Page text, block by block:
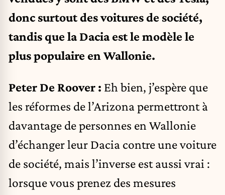
donc surtout des voitures de société,
tandis que la Dacia est le modèle le
plus populaire en Wallonie.
Peter De Roover : Eh bien, j’espère que
les réformes de l’Arizona permettront à
davantage de personnes en Wallonie
d’échanger leur Dacia contre une voiture
de société, mais l’inverse est aussi vrai :
lorsque vous prenez des mesures